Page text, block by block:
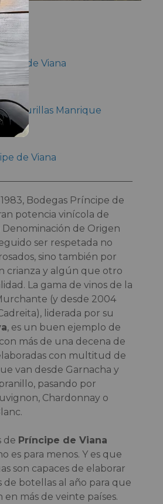
de Viana
de Murillas Manrique
de Viana
Bodegas Príncipe de
potencia vinícola de
Denominación de Origen
ser respetada no
sino también por
crianza y algún que otro
La gama de vinos de la
(y desde 2004
liderada por su
, es un buen ejemplo de
más de una decena de
con multitud de
van desde Garnacha y
pasando por
Chardonnay o
de Príncipe de Viana
es para menos. Y es que
son capaces de elaborar
de botellas al año para que
en más de veinte países.